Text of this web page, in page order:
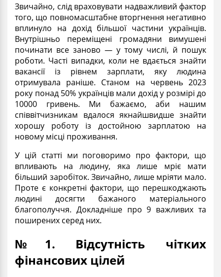
Звичайно, слід враховувати надважливий фактор
того, що повномасштабне вторгнення негативно
вплинуло на дохід більшої частини українців.
Внутрішньо переміщені громадяни вимушені
починати все заново — у тому числі, й пошук
роботи. Часті випадки, коли не вдається знайти
вакансії із рівнем зарплати, яку людина
отримувала раніше. Станом на червень 2023
року понад 50% українців мали дохід у розмірі до
10000 гривень. Ми бажаємо, аби нашим
співвітчизникам вдалося якнайшвидше знайти
хорошу роботу із достойною зарплатою на
новому місці проживання.
У цій статті ми поговоримо про фактори, що
впливають на людину, яка лише мріє мати
більший заробіток. Звичайно, лише мріяти мало.
Проте є конкретні фактори, що перешкоджають
людині досягти бажаного матеріального
благополуччя. Докладніше про 9 важливих та
поширених серед них.
№1. Відсутність чітких
фінансових цілей